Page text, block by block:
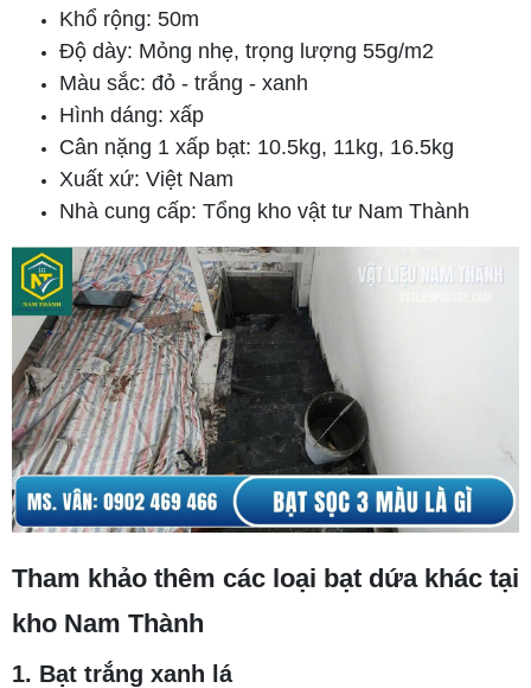
Khổ rộng: 50m
Độ dày: Mỏng nhẹ, trọng lượng 55g/m2
Màu sắc: đỏ - trắng - xanh
Hình dáng: xấp
Cân nặng 1 xấp bạt: 10.5kg, 11kg, 16.5kg
Xuất xứ: Việt Nam
Nhà cung cấp: Tổng kho vật tư Nam Thành
Tham khảo thêm các loại bạt dứa khác tại
kho Nam Thành
1. Bạt trắng xanh lá